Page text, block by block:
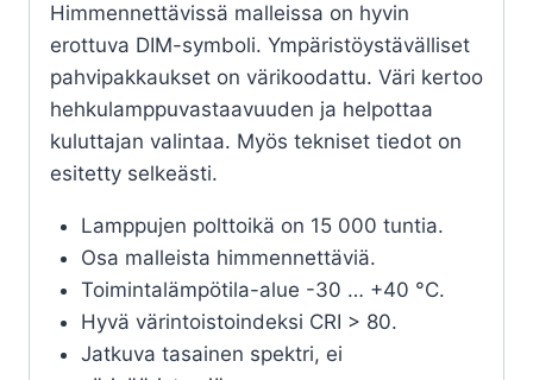
Himmennettävissä malleissa on hyvin
erottuva DIM-symboli. Ympäristöystävälliset
pahvipakkaukset on värikoodattu. Väri kertoo
hehkulamppuvastaavuuden ja helpottaa
kuluttajan valintaa. Myös tekniset tiedot on
esitetty selkeästi.
Lamppujen polttoikä on 15 000 tuntia.
Osa malleista himmennettäviä.
Toimintalämpötila-alue -30 … +40 °C.
Hyvä värintoistoindeksi CRI > 80.
Jatkuva tasainen spektri, ei